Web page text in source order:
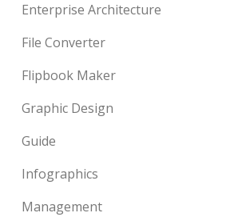
Enterprise Architecture
File Converter
Flipbook Maker
Graphic Design
Guide
Infographics
Management